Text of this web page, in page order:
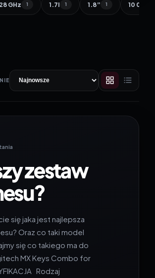
GHz 1 1.7l 1 1.8” 1 10 000
zestaw
się jaka jest najlepsza
Oraz co taki model
się co takiego ma do
MX Keys Combo for
Rodzaj